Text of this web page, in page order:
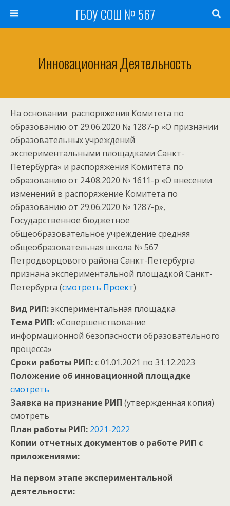
ГБОУ СОШ № 567
Инновационная Деятельность
На основании распоряжения Комитета по
образованию от 29.06.2020 № 1287-р «О признании
образовательных учреждений
экспериментальными площадками Санкт-
Петербурга» и распоряжения Комитета по
образованию от 24.08.2020 № 1611-р «О внесении
изменений в распоряжение Комитета по
образованию от 29.06.2020 № 1287-р»,
Государственное бюджетное
общеобразовательное учреждение средняя
общеобразовательная школа № 567
Петродворцового района Санкт-Петербурга
признана экспериментальной площадкой Санкт-
Петербурга (смотреть Проект)
Вид РИП:экспериментальная площадка
Тема РИП: «Совершенствование
информационной безопасности образовательного
процесса»
Сроки работы РИП:с 01.01.2021 по 31.12.2023
Положение об инновационной площадке
смотреть
Заявка на признание РИП (утвержденная копия)
смотреть
План работы РИП: 2021-2022
Копии отчетных документов о работе РИП с
приложениями:
На первом этапе экспериментальной
деятельности: